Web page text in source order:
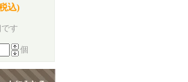
込)
す
個